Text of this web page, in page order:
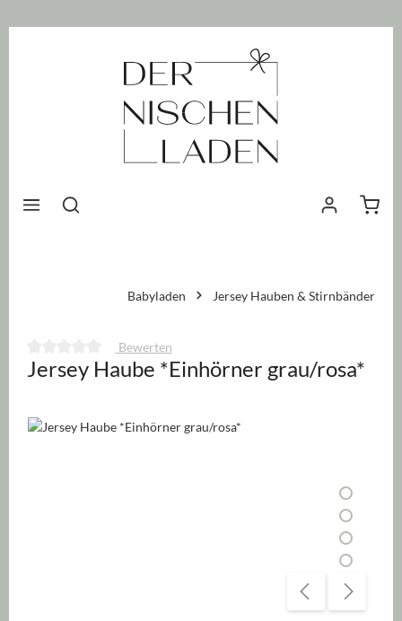
Babyladen Jersey Hauben & Stirnbänder
Durchschnittliche Bewertung von 0 von 5 Sternen
Bewerten
Jersey Haube *Einhörner grau/rosa*
Bildergalerie überspringen